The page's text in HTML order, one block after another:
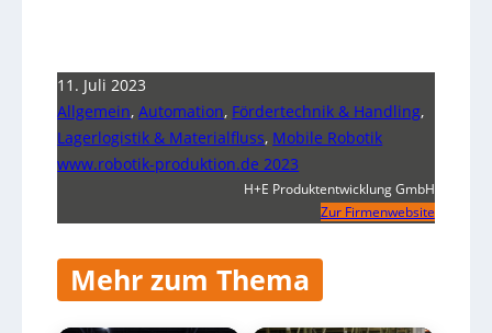
11. Juli 2023
Allgemein,Automation, Fördertechnik & Handling,
Lagerlogistik & Materialfluss, Mobile Robotik
www.robotik-produktion.de 2023
H+E Produktentwicklung GmbH
Zur Firmenwebsite
Mehr zum Thema